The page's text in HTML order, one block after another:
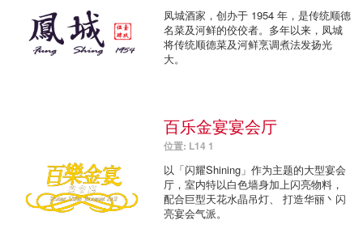
凤城酒家，创办于 1954 年，是传统顺德
名菜及河鲜的佼佼者。多年以来，凤城
将传统顺德菜及河鲜烹调煮法发扬光
大。
百乐金宴宴会厅
位置: L14 1
以「闪耀Shining」作为主题的大型宴会
厅，室内特以白色墙身加上闪亮物料，
配合巨型天花水晶吊灯、 打造华丽丶闪
亮宴会气派。